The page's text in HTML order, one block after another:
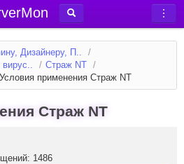
Дизайнеру, П..
/
вирус..
/ Страж NT /
Условия применения Страж NT
Страж NT
1486